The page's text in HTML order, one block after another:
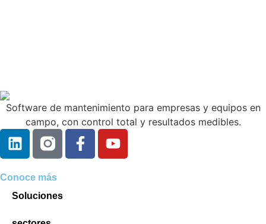
Software de mantenimiento para empresas y equipos en
campo, con control total y resultados medibles.
Conoce más
Soluciones